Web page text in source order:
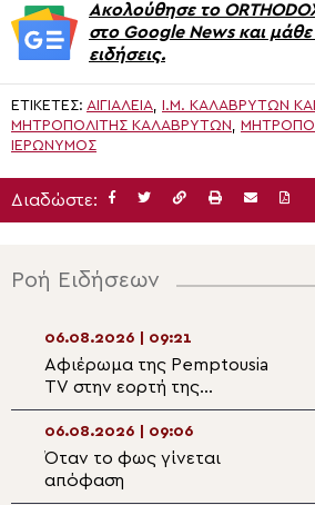
Ακολούθησε το
στο Google News και
ειδήσεις.
ΕΤΙΚΈΤΕΣ: ΑΙΓΙΆΛΕΙΑ, Ι.Μ. ΚΑΛΑΒΡΎΤΩΝ ΚΑΙ
ΜΗΤΡΟΠΟΛΊΤΗΣ ΚΑΛΑΒΡΎΤΩΝ,
ΙΕΡΏΝΥΜΟΣ
Διαδώστε:
Ροή Ειδήσεων
06.08.2026 | 09:21
Αφιέρωμα της Pemptousia
TV στην εορτή της
Μεταμορφώσεως του
Σωτήρος
06.08.2026 | 09:06
Όταν το φως γίνεται
απόφαση